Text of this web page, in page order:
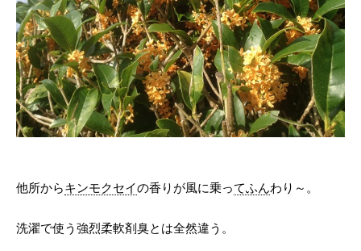
他所からキンモクセイの香りが風に乗ってふんわり～。
洗濯で使う強烈柔軟剤臭とは全然違う。